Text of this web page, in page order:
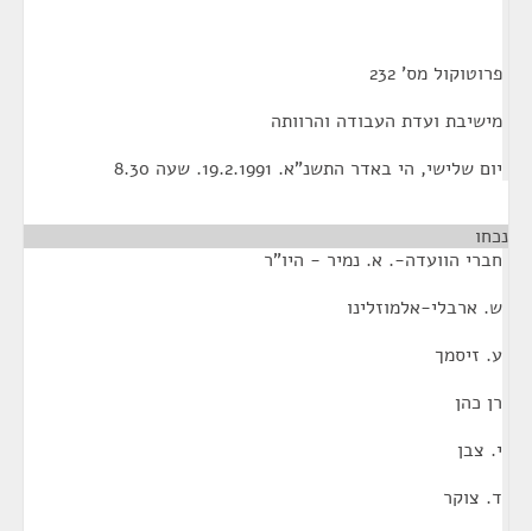
פרוטוקול מס' 232
מישיבת ועדת העבודה והרוותה
יום שלישי, הי באדר התשנ"א. 19.2.1991. שעה 8.30
נכחו
חברי הוועדה-. א. נמיר - היו"ר
ש. ארבלי-אלמוזלינו
ע. זיסמך
רן כהן
י. צבן
ד. צוקר